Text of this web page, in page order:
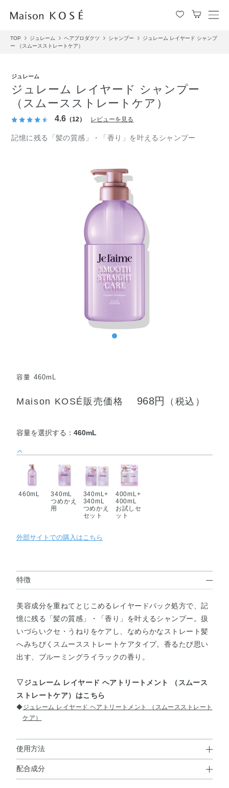
メ
ュ
TOP ジュレーム ヘアプロダクツ シャンプー
ジュレーム レイヤード シャンプ
ー （スムースストレートケア）
ジュレーム
ジュレーム レイヤード シャンプー
（スムースストレートケア）
4.6 （12） レビューを見る
記憶に残る「髪の質感」・「香り」を叶えるシャンプー
容量 460mL
Maison KOSÉ販売価格 968円 （税込）
容量を選択する：460mL
460mL
340mL
つめかえ
用
340mL+
340mL
つめかえ
セット
400mL+
400mL
お試しセ
ット
外部サイトでの購入はこちら
特徴
美容成分を重ねてとじこめるレイヤードパック処方で、記
憶に残る「髪の質感」・「香り」を叶えるシャンプー。扱
いづらいクセ・うねりをケアし、なめらかなストレート髪
へみちびくスムースストレートケアタイプ。香るたび思い
出す、ブルーミングライラックの香り。
▽ジュレーム レイヤード ヘアトリートメント （スムース
ストレートケア）はこちら
◆ジュレーム レイヤード ヘアトリートメント （スムースストレート
ケア）
使用方法
使用方法
配合成分